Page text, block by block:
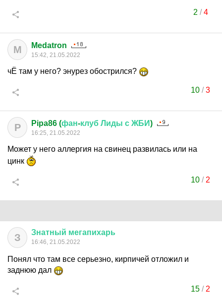
2 /4
M Medatron
15:42, 21.05.2022
чЁ там у него? энурез обострился?
10 /3
P Pipa86 (фан-клуб Лиды с ЖБИ)
16:25, 21.05.2022
Может у него аллергия на свинец развилась или на
цинк
10 / 2
З Знатный мегапихарь
16:46, 21.05.2022
Понял что там все серьезно, кирпичей отложил и
заднюю дал
15 / 2